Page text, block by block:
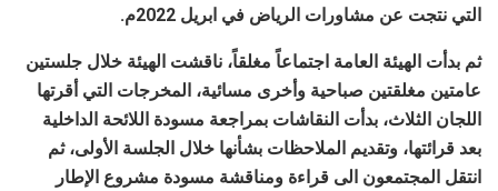
التي نتجت عن مشاورات الرياض في ابريل 2022م.
ثم بدأت الهيئة العامة اجتماعاً مغلقاً، ناقشت الهيئة خلال جلستين
عامتين مغلقتين صباحية وأخرى مسائية، المخرجات التي أقرتها
اللجان الثلاث، بدأت النقاشات بمراجعة مسودة اللائحة الداخلية
بعد قرائتها، وتقديم الملاحظات بشأنها خلال الجلسة الأولى، ثم
انتقل المجتمعون الى قراءة ومناقشة مسودة مشروع الإطار